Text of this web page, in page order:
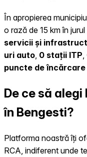
În apropierea
o rază de 15 km în
servicii și
uri auto, 0 stații ITP,
puncte de
De ce să
în Bengesti?
Platforma noastră îți
RCA, indiferent unde